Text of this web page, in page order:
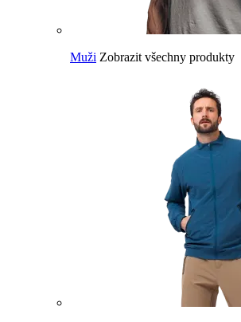
Muži Zobrazit všechny produkty